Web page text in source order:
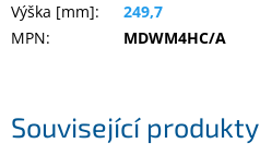
Související produkty
Výška [mm]:
249,7
MPN: MDWM4HC/A